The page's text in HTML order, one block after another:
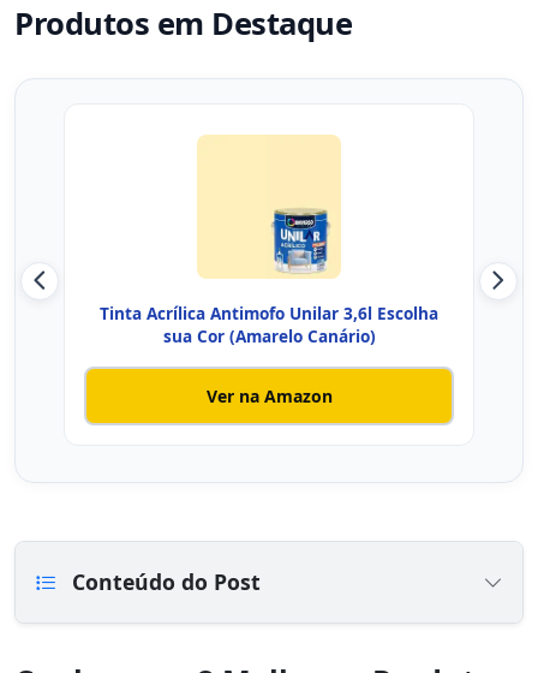
Produtos em Destaque
Tinta Acrílica Antimofo Unilar 3,6l Escolha
sua Cor (Amarelo Canário)
Ver na Amazon
Conteúdo do Post